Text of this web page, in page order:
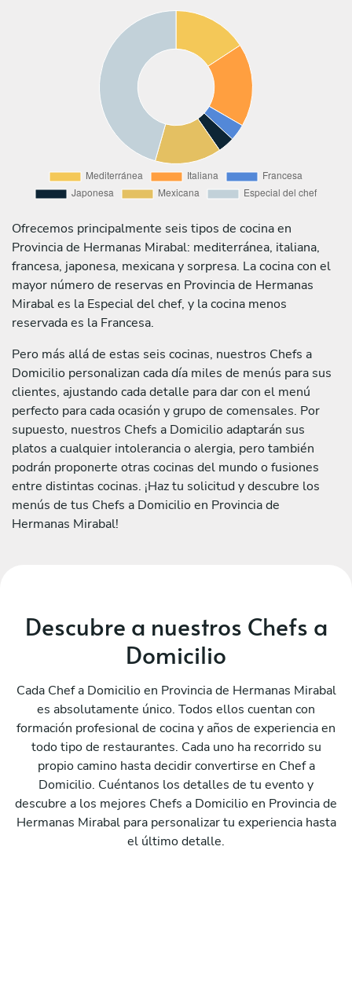
Ofrecemos principalmente seis tipos de cocina en
Provincia de Hermanas Mirabal: mediterránea, italiana,
francesa, japonesa, mexicana y sorpresa. La cocina con el
mayor número de reservas en Provincia de Hermanas
Mirabal es la Especial del chef, y la cocina menos
reservada es la Francesa.
Pero más allá de estas seis cocinas, nuestros Chefs a
Domicilio personalizan cada día miles de menús para sus
clientes, ajustando cada detalle para dar con el menú
perfecto para cada ocasión y grupo de comensales. Por
supuesto, nuestros Chefs a Domicilio adaptarán sus
platos a cualquier intolerancia o alergia, pero también
podrán proponerte otras cocinas del mundo o fusiones
entre distintas cocinas. ¡Haz tu solicitud y descubre los
menús de tus Chefs a Domicilio en Provincia de
Hermanas Mirabal!
Descubre a nuestros Chefs a
Domicilio
Cada Chef a Domicilio en Provincia de Hermanas Mirabal
es absolutamente único. Todos ellos cuentan con
formación profesional de cocina y años de experiencia en
todo tipo de restaurantes. Cada uno ha recorrido su
propio camino hasta decidir convertirse en Chef a
Domicilio. Cuéntanos los detalles de tu evento y
descubre a los mejores Chefs a Domicilio en Provincia de
Hermanas Mirabal para personalizar tu experiencia hasta
el último detalle.